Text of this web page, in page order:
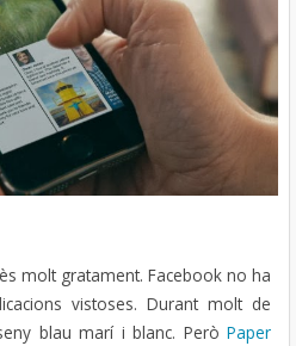
molt gratament. Facebook no ha
vistoses. Durant molt de
blau marí i blanc. Però Paper